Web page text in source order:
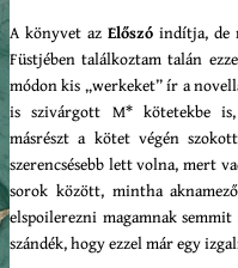
A könyvet az Előszóindítja, de
Füstjében találkoztam talán
módon kis „werkeket” ír a
is szivárgott M* kötetekbe is,
másrészt a kötet végén
szerencsésebb lett volna, mert
sorok között, mintha
elspoilerezni magamnak
szándék, hogy ezzel már egy